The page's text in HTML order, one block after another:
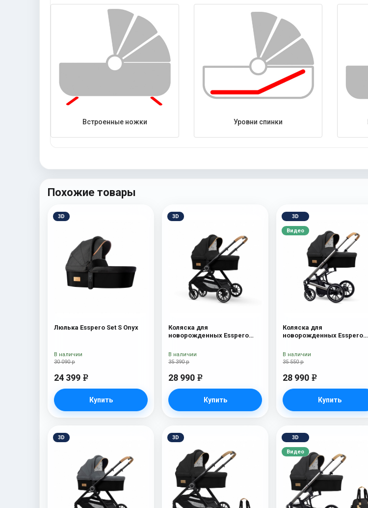
Встроенные ножки Уровни спинки
Похожие товары
3D
Люлька Esspero Set S Onyx
30 090 р
24 399 e
Купить
В наличии
3D
Коляска для
новорожденных Esspero
35 390 р
28 990 e
Купить
В наличии
3D
Видео
Коляска для
новорожденных Esspero
35 550 р
28 990 e
Купить
В наличии
3D 3D 3D
Видео